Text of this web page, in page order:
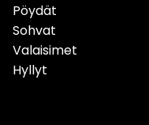
Pöydät
Sohvat
Valaisimet
Hyllyt